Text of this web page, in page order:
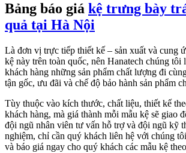
Bảng báo giá kệ trưng bày
quả tại Hà Nội
Là đơn vị trực tiếp thiết kế – sản xuất và cung
kệ này trên toàn quốc, nên Hanatech chúng tôi
khách hàng những sản phẩm chất lượng đi
tận gốc, ưu đãi và chế độ bảo hành sản phẩm
Tùy thuộc vào kích thước, chất liệu, thiết kế
khách hàng, mà giá thành mỗi mẫu kệ sẽ giao
đội ngũ nhân viên tư vấn hỗ trợ và đội ngũ kỹ
nghiệm, chỉ cần quý khách liên hệ với chúng
và báo giá ngay cho quý khách các mẫu kệ